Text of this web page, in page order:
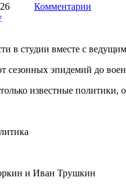
Комментарии
в студии вместе с
сезонных эпидемий до
только известные
и Иван Трушкин